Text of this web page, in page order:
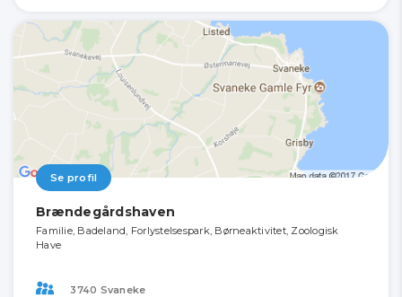
Se profil
Brændegårdshaven
Familie, Badeland, Forlystelsespark, Børneaktivitet, Zoologisk
Have
3740 Svaneke